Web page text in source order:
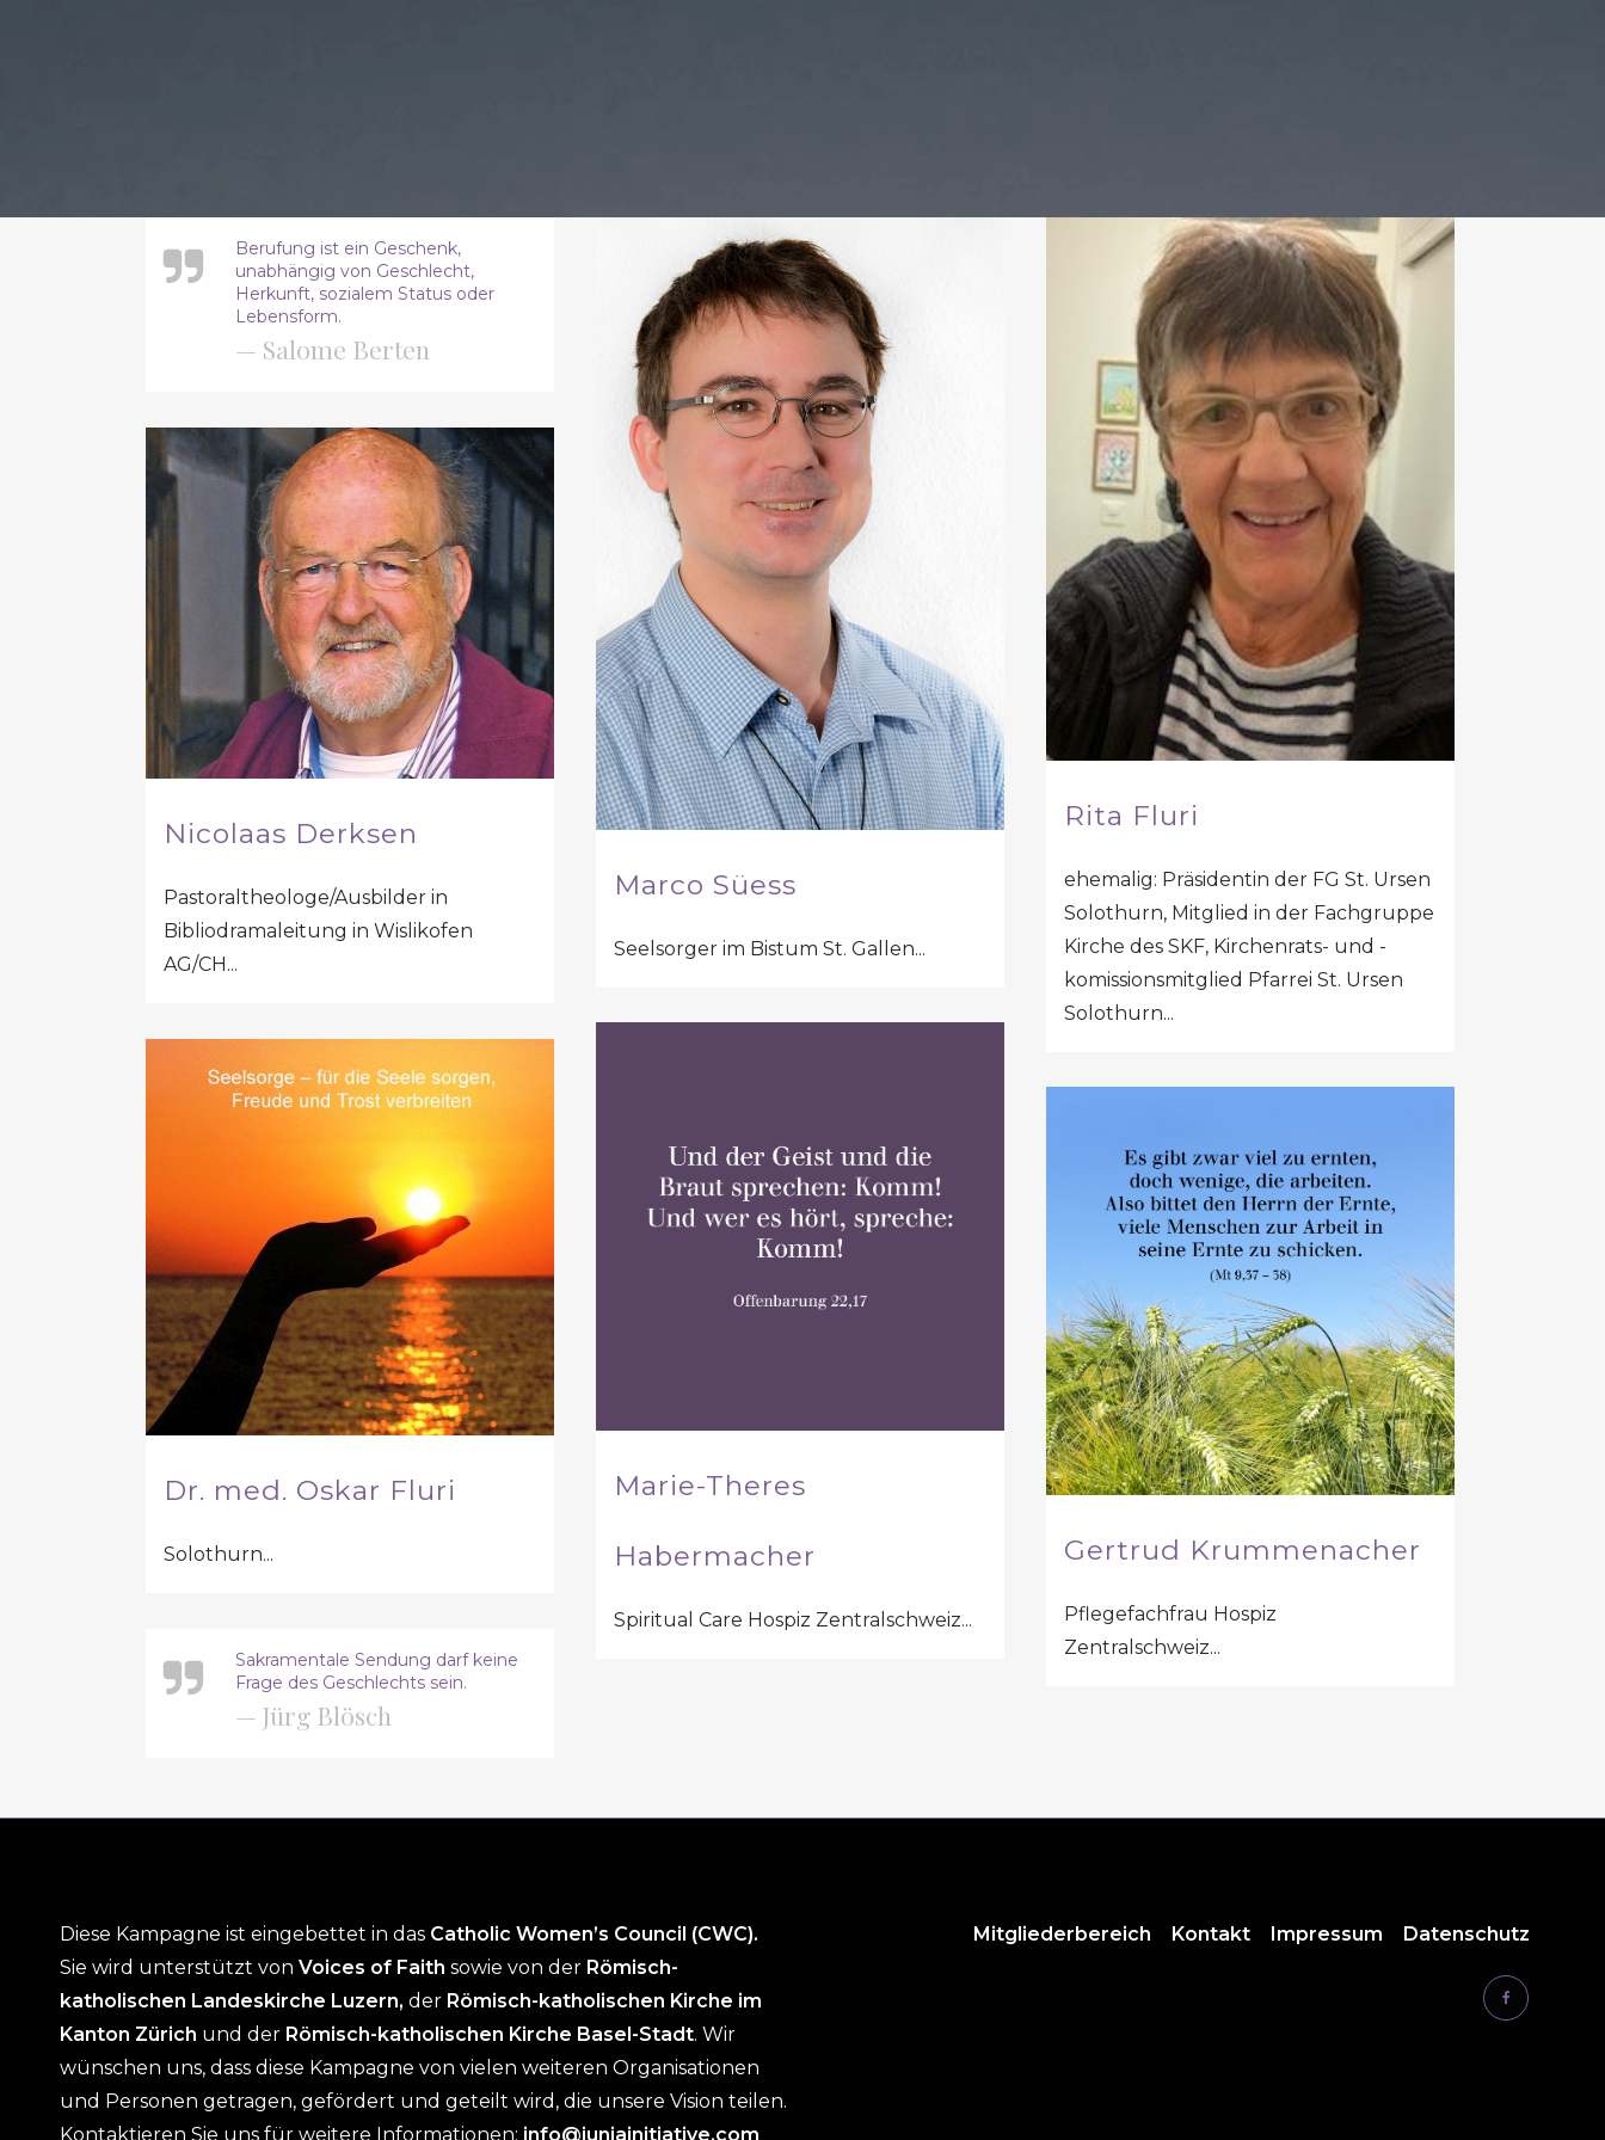
Berufung ist ein Geschenk,
unabhängig von Geschlecht,
Herkunft, sozialem Status oder
Lebensform.
— Salome Berten
Marco Süess
Seelsorger im Bistum St. Gallen...
Rita Fluri
ehemalig: Präsidentin der FG St. Ursen
Solothurn, Mitglied in der Fachgruppe
Kirche des SKF, Kirchenrats- und -
komissionsmitglied Pfarrei St. Ursen
Solothurn...
Nicolaas Derksen
Pastoraltheologe/Ausbilder in
Bibliodramaleitung in Wislikofen
AG/CH...
Marie-Theres
Habermacher
Spiritual Care Hospiz Zentralschweiz...
Dr. med. Oskar Fluri
Solothurn... Gertrud Krummenacher
Pflegefachfrau Hospiz
Zentralschweiz...
Sakramentale Sendung darf keine
Frage des Geschlechts sein.
— Jürg Blösch
Diese Kampagne ist eingebettet in das Catholic Women’s Council (CWC).
Sie wird unterstützt von Voices of Faith sowie von der Römisch-
katholischen Landeskirche Luzern, der Römisch-katholischen Kirche im
Kanton Zürich und der Römisch-katholischen Kirche Basel-Stadt. Wir
wünschen uns, dass diese Kampagne von vielen weiteren Organisationen
und Personen getragen, gefördert und geteilt wird, die unsere Vision teilen.
Kontaktieren Sie uns für weitere Informationen: info@juniainitiative.com
Mitgliederbereich Kontakt Impressum Datenschutz